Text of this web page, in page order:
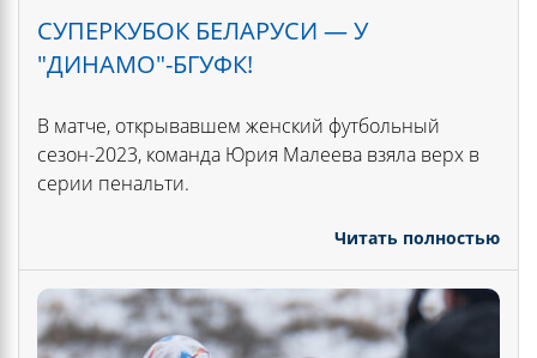
СУПЕРКУБОК БЕЛАРУСИ — У
"ДИНАМО"-БГУФК!
В матче, открывавшем женский футбольный
сезон-2023, команда Юрия Малеева взяла верх в
серии пенальти.
Читать полностью